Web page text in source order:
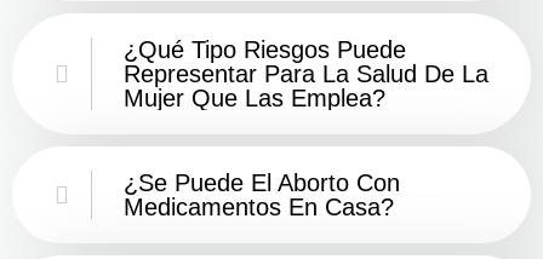
¿Qué Tipo Riesgos Puede
Representar Para La Salud De La
Mujer Que Las Emplea?
¿Se Puede El Aborto Con
Medicamentos En Casa?